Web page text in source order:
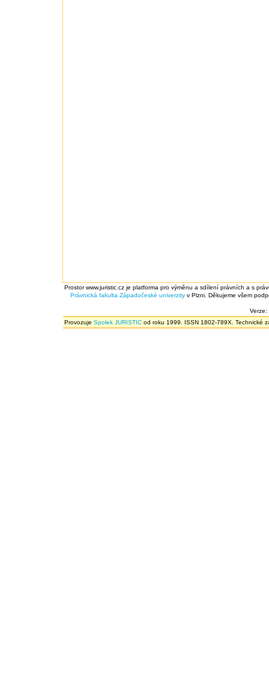
Prostor www.juristic.cz je platforma pro výměnu a sdílení právních a s
Právnická fakulta Západočeské univerzity v Plzni. Děkujeme všem
Verze:
Provozuje Spolek JURISTIC od roku 1999. ISSN 1802-789X. Technické